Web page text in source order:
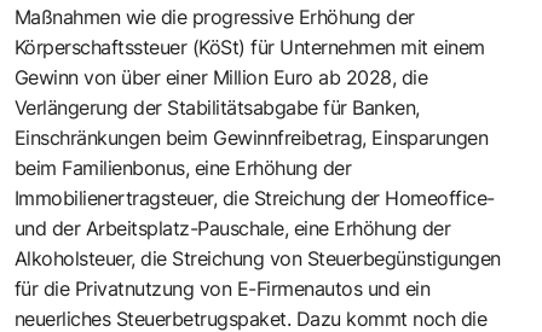
Maßnahmen wie die progressive Erhöhung der
Körperschaftssteuer (KöSt) für Unternehmen mit einem
Gewinn von über einer Million Euro ab 2028, die
Verlängerung der Stabilitätsabgabe für Banken,
Einschränkungen beim Gewinnfreibetrag, Einsparungen
beim Familienbonus, eine Erhöhung der
Immobilienertragsteuer, die Streichung der Homeoffice-
und der Arbeitsplatz-Pauschale, eine Erhöhung der
Alkoholsteuer, die Streichung von Steuerbegünstigungen
für die Privatnutzung von E-Firmenautos und ein
neuerliches Steuerbetrugspaket. Dazu kommt noch die